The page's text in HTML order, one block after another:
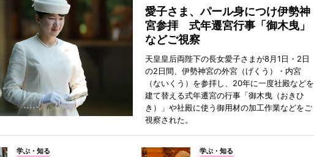
愛子さま、パール身につけ伊勢神
宮参拝 式年遷宮行事「御木曳」
などご視察
天皇皇后両陛下の長女愛子さまが8月1日・2日
の2日間、伊勢神宮の外宮（げくう）・内宮
（ないくう）を参拝し、20年に一度社殿などを
建て替える式年遷宮の行事「御木曳（おきひ
き）」や社殿に使う御用材の加工作業などをご
視察された。
学ぶ・知る 学ぶ・知る